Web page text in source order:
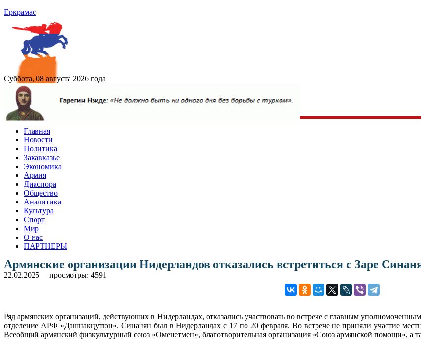
Еркрамас
Суббота, 08 августа 2026 года
Главная
Новости
Политика
Закавказье
Экономика
Армия
Диаспора
Общество
Аналитика
Культура
Спорт
Мир
О нас
ПАРТНЕРЫ
Армянские организации Нидерландов отказались встретиться с Заре
22.02.2025 просмотры: 4591
Ряд армянских организаций, действующих в Нидерландах, отказались участвовать во встрече с главным
отделение АРФ «Дашнакцутюн». Синанян был в Нидерландах с 17 по 20 февраля. Во встрече не приняли участие
Всеобщий армянский физкультурный союз «Оменетмен», благотворительная организация «Союз армянской помощи», а